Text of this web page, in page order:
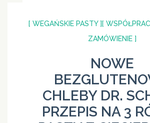
[ WEGAŃSKIE PASTY ] [
ZAMÓWIENIE ]
NOWE
CHLEBY DR.
PRZEPIS NA 3